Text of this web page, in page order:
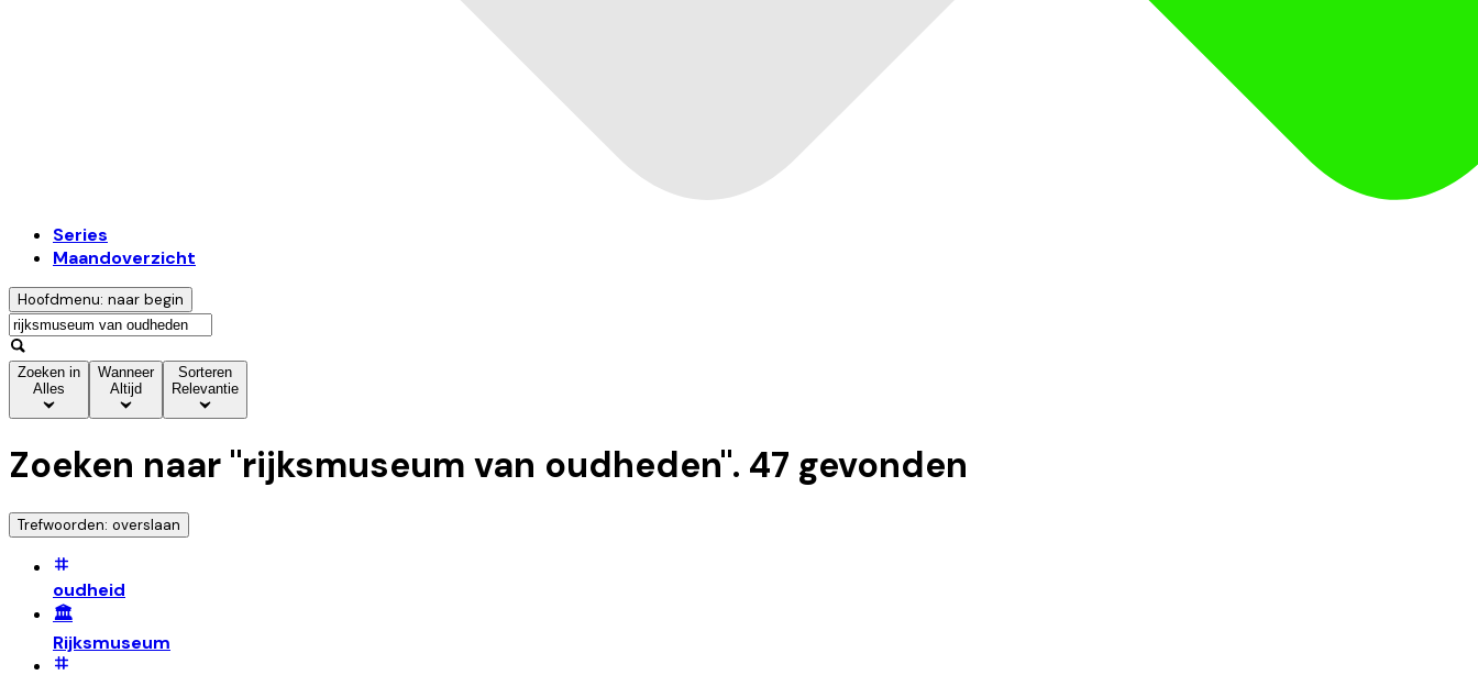
Series
Maandoverzicht
Hoofdmenu: naar begin
Zoeken in
Alles
Wanneer
Altijd
Sorteren
Relevantie
Zoeken naar "rijksmuseum van oudheden". 47 gevonden
Trefwoorden: overslaan
oudheid
🏛️
Rijksmuseum